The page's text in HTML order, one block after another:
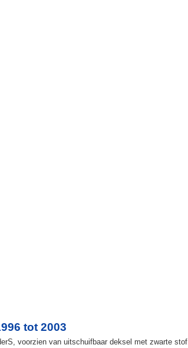
tot 2003
voorzien van uitschuifbaar deksel met zwarte stof.